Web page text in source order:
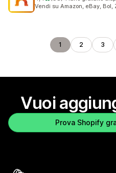
98 recensioni totali
Vendi su Amazon, eBay,
1 2 3
Vuoi
Prova Shopify